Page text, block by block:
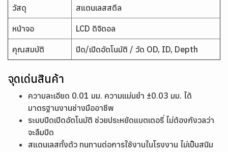
วัสดุ สแตนเลสสตีล
หน้าจอ LCD ดิจิตอล
คุณสมบัติ ปิด/เปิดอัตโนมัติ / วัด OD, ID, Depth
จุดเด่นสินค้า
ความละเอียด 0.01 มม. ความแม่นยำ ±0.03 มม. ได้
มาตรฐานงานช่างมืออาชีพ
ระบบปิดเปิดอัตโนมัติ ช่วยประหยัดแบตเตอรี่ ไม่ต้องกังวลว่า
จะลืมปิด
สแตนเลสทั้งตัว ทนทานต่อการใช้งานในโรงงาน ไม่เป็นสนิม